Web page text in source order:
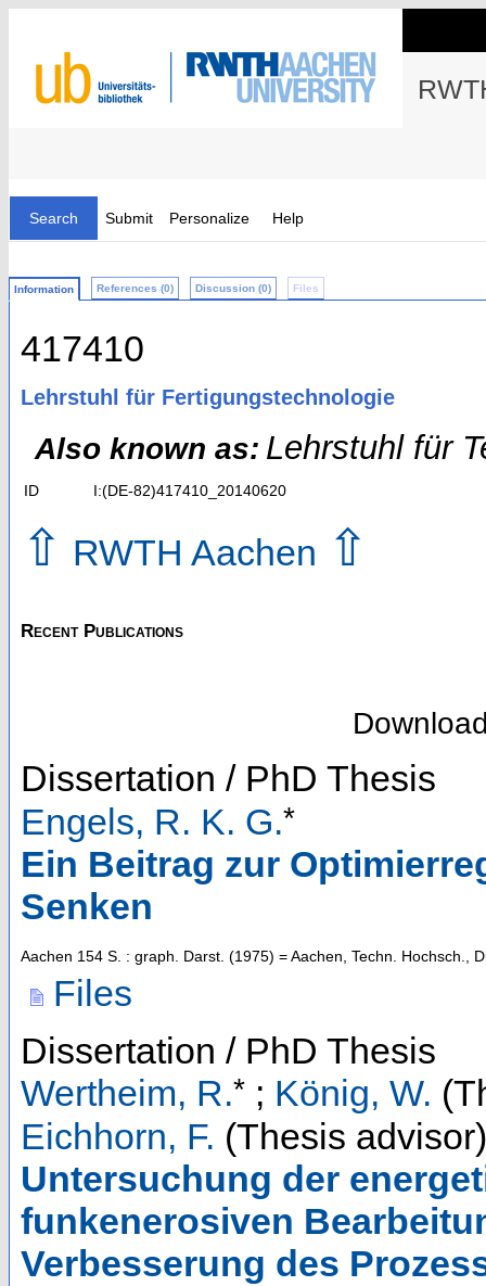
Search Submit Personalize Help
Information References (0) Discussion (0) Files
417410
Lehrstuhl für Fertigungstechnologie
Also known as: Lehrstuhl für
ID I:(DE-82)417410_20140620
⇧ RWTH Aachen ⇧
Recent Publications
Dissertation / PhD Thesis
Engels, R. K. G.*
Ein Beitrag zur
Senken
Aachen 154 S. : graph. Darst. (1975) = Aachen, Techn. Hochsch.,
Files
Dissertation / PhD Thesis
Wertheim, R.* ; König, W.
Eichhorn, F. (Thesis advisor)
Untersuchung der
funkenerosiven
Verbesserung des